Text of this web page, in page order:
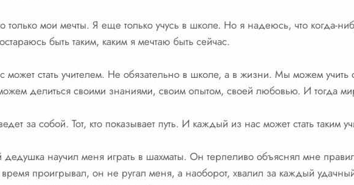
только мои мечты. Я еще только учусь в школе. Но я надеюсь, что когда-
быть таким, каким я мечтаю быть сейчас.
стать учителем. Не обязательно в школе, а в жизни. Мы можем учить
делиться своими знаниями, своим опытом, своей любовью. И тогда
за собой. Тот, кто показывает путь. И каждый из нас может стать таким
научил меня играть в шахматы. Он терпеливо объяснял мне
проигрывал, он не ругал меня, а наоборот, хвалил за каждый